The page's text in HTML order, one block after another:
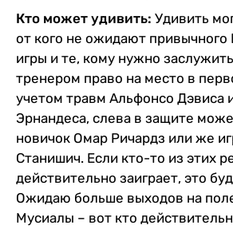
Кто может удивить: Удивить
от кого не ожидают привычного
игры и те, кому нужно
тренером право на место в
учетом травм Альфонсо Дэвиса
Эрнандеса, слева в защите
новичок Омар Ричардз или же
Станишич. Если кто-то из этих
действительно заиграет, это
Ожидаю больше выходов на
Мусиалы – вот кто